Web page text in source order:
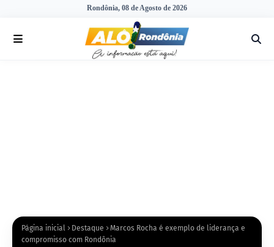
Rondônia, 08 de Agosto de 2026
Página inicial Destaque
Marcos Rocha é exemplo de liderança e
compromisso com Rondônia